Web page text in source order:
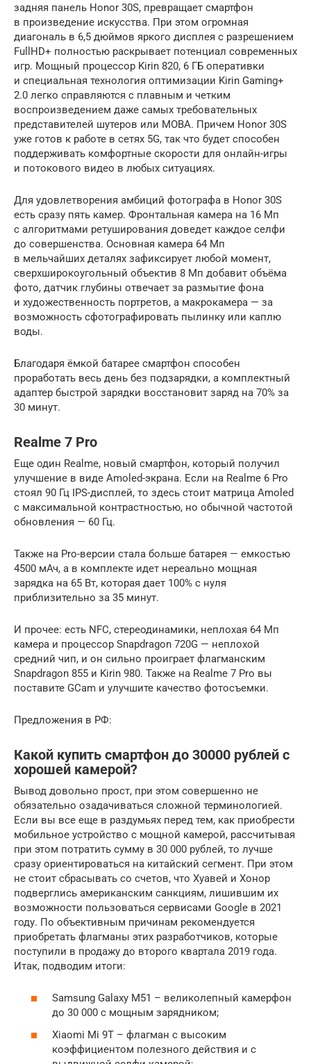
задняя панель Honor 30S, превращает смартфон
в произведение искусства. При этом огромная
диагональ в 6,5 дюймов яркого дисплея с разрешением
FullHD+ полностью раскрывает потенциал современных
игр. Мощный процессор Kirin 820, 6 ГБ оперативки
и специальная технология оптимизации Kirin Gaming+
2.0 легко справляются с плавным и четким
воспроизведением даже самых требовательных
представителей шутеров или MOBA. Причем Honor 30S
уже готов к работе в сетях 5G, так что будет способен
поддерживать комфортные скорости для онлайн-игры
и потокового видео в любых ситуациях.
Для удовлетворения амбиций фотографа в Honor 30S
есть сразу пять камер. Фронтальная камера на 16 Мп
с алгоритмами ретуширования доведет каждое селфи
до совершенства. Основная камера 64 Мп
в мельчайших деталях зафиксирует любой момент,
сверхширокоугольный объектив 8 Мп добавит объёма
фото, датчик глубины отвечает за размытие фона
и художественность портретов, а макрокамера — за
возможность сфотографировать пылинку или каплю
воды.
Благодаря ёмкой батарее смартфон способен
проработать весь день без подзарядки, а комплектный
адаптер быстрой зарядки восстановит заряд на 70% за
30 минут.
Realme 7 Pro
Еще один Realme, новый смартфон, который получил
улучшение в виде Amoled-экрана. Если на Realme 6 Pro
стоял 90 Гц IPS-дисплей, то здесь стоит матрица Amoled
с максимальной контрастностью, но обычной частотой
обновления — 60 Гц.
Также на Pro-версии стала больше батарея — емкостью
4500 мАч, а в комплекте идет нереально мощная
зарядка на 65 Вт, которая дает 100% с нуля
приблизительно за 35 минут.
И прочее: есть NFC, стереодинамики, неплохая 64 Мп
камера и процессор Snapdragon 720G — неплохой
средний чип, и он сильно проиграет флагманским
Snapdragon 855 и Kirin 980. Также на Realme 7 Pro вы
поставите GCam и улучшите качество фотосъемки.
Предложения в РФ:
Какой купить смартфон до 30000 рублей с
хорошей камерой?
Вывод довольно прост, при этом совершенно не
обязательно озадачиваться сложной терминологией.
Если вы все еще в раздумьях перед тем, как приобрести
мобильное устройство с мощной камерой, рассчитывая
при этом потратить сумму в 30 000 рублей, то лучше
сразу ориентироваться на китайский сегмент. При этом
не стоит сбрасывать со счетов, что Хуавей и Хонор
подверглись американским санкциям, лишившим их
возможности пользоваться сервисами Google в 2021
году. По объективным причинам рекомендуется
приобретать флагманы этих разработчиков, которые
поступили в продажу до второго квартала 2019 года.
Итак, подводим итоги:
Samsung Galaxy M51 – великолепный камерфон
до 30 000 с мощным зарядником;
Xiaomi Mi 9T – флагман с высоким
коэффициентом полезного действия и с